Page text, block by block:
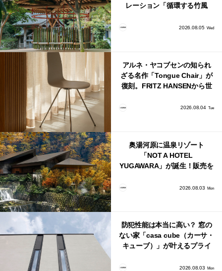
レーション「循環する竹風
2026.08.05 Wed
アルネ・ヤコブセンの知られ
ざる名作「Tongue Chair」が
復刻。FRITZ HANSENから世
2026.08.04 Tue
奥湯河原に温泉リゾート
「NOT A HOTEL
YUGAWARA」が誕生！販売を
2026.08.03 Mon
防犯性能は本当に高い？ 窓の
ない家「casa cube（カーサ・
キューブ）」が叶えるプライ
2026.08.03 Mon